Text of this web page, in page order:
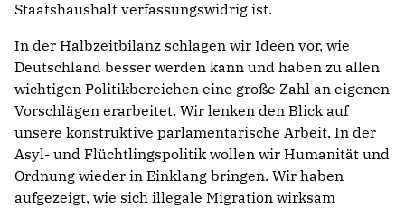
Staatshaushalt verfassungswidrig ist.
In der Halbzeitbilanz schlagen wir Ideen vor, wie
Deutschland besser werden kann und haben zu allen
wichtigen Politikbereichen eine große Zahl an eigenen
Vorschlägen erarbeitet. Wir lenken den Blick auf
unsere konstruktive parlamentarische Arbeit. In der
Asyl- und Flüchtlingspolitik wollen wir Humanität und
Ordnung wieder in Einklang bringen. Wir haben
aufgezeigt, wie sich illegale Migration wirksam